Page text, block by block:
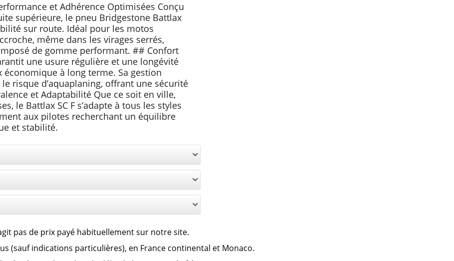
et Adhérence Optimisées Conçu
supérieure, le pneu Bridgestone Battlax
sur route. Idéal pour les motos
même dans les virages serrés,
de gomme performant. ## Confort
une usure régulière et une longévité
à long terme. Sa gestion
risque d’aquaplaning, offrant une sécurité
et Adaptabilité Que ce soit en ville,
le Battlax SC F s’adapte à tous les styles
aux pilotes recherchant un équilibre
et stabilité.
pas de prix payé habituellement sur notre site.
(sauf indications particulières), en France continental et Monaco.